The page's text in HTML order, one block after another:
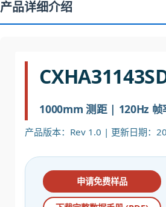
产品详细介绍
1000mm 测距 | 120Hz 帧
产品版本：Rev 1.0 | 更新日期：
申请免费样品